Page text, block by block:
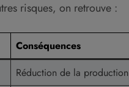
risques, on retrouve :
Conséquences
Réduction de la